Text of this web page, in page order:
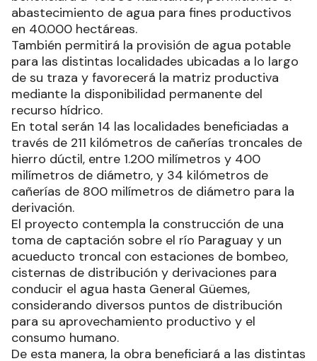
abastecimiento de agua para fines productivos
en 40.000 hectáreas.
También permitirá la provisión de agua potable
para las distintas localidades ubicadas a lo largo
de su traza y favorecerá la matriz productiva
mediante la disponibilidad permanente del
recurso hídrico.
En total serán 14 las localidades beneficiadas a
través de 211 kilómetros de cañerías troncales de
hierro dúctil, entre 1.200 milímetros y 400
milímetros de diámetro, y 34 kilómetros de
cañerías de 800 milímetros de diámetro para la
derivación.
El proyecto contempla la construcción de una
toma de captación sobre el río Paraguay y un
acueducto troncal con estaciones de bombeo,
cisternas de distribución y derivaciones para
conducir el agua hasta General Güemes,
considerando diversos puntos de distribución
para su aprovechamiento productivo y el
consumo humano.
De esta manera, la obra beneficiará a las distintas